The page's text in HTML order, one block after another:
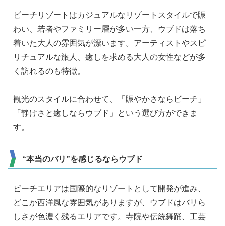
ビーチリゾートはカジュアルなリゾートスタイルで賑
わい、若者やファミリー層が多い一方、ウブドは落ち
着いた大人の雰囲気が漂います。アーティストやスピ
リチュアルな旅人、癒しを求める大人の女性などが多
く訪れるのも特徴。
観光のスタイルに合わせて、「賑やかさならビーチ」
「静けさと癒しならウブド」という選び方ができま
す。
“本当のバリ”を感じるならウブド
ビーチエリアは国際的なリゾートとして開発が進み、
どこか西洋風な雰囲気がありますが、ウブドはバリら
しさが色濃く残るエリアです。寺院や伝統舞踊、工芸